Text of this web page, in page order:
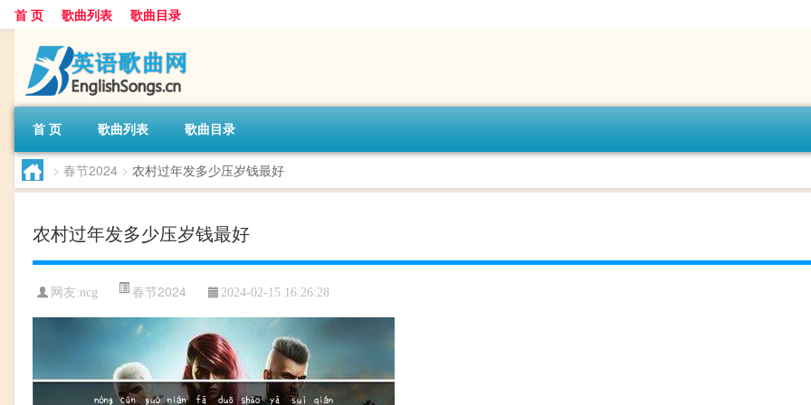
首 页 歌曲列表 歌曲目录
首 页 歌曲列表 歌曲目录
> 春节2024 > 农村过年发多少压岁钱最好
农村过年发多少压岁钱最好
网友:ncg 春节2024 2024-02-15 16:26:28